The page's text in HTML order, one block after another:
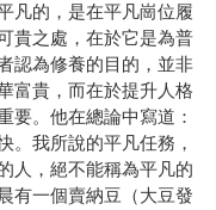
凡的，是在平凡崗位履
貴之處，在於它是為普
認為修養的目的，並非
富貴，而在於提升人格
要。他在總論中寫道：
。我所說的平凡任務，
人，絕不能稱為平凡的
有一個賣納豆（大豆發